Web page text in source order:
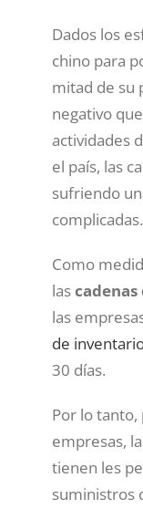
Dados los
chino para
mitad de su
negativo
actividades
el país, las
sufriendo
complicadas.
Como
las
las
de
30 días.
Por lo tanto,
empresas,
tienen les
suministros